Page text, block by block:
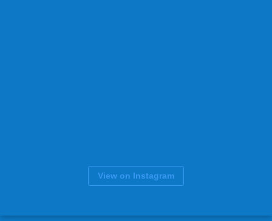
View on Instagram